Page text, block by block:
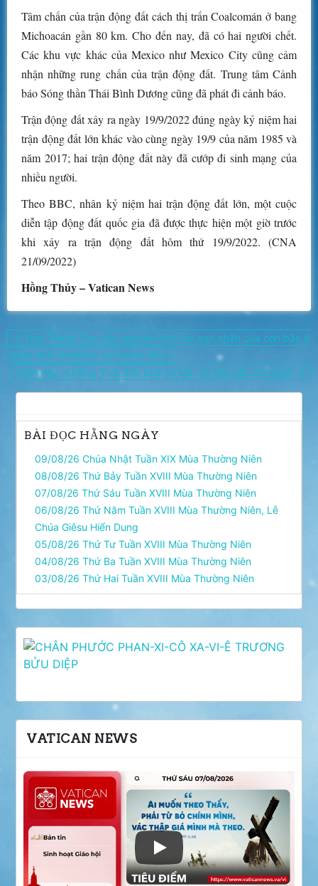
Tâm chấn của trận động đất cách thị trấn Coalcomán ở bang
Michoacán gần 80 km. Cho đến nay, đã có hai người chết.
Các khu vực khác của Mexico như Mexico City cũng cảm
nhận những rung chấn của trận động đất. Trung tâm Cảnh
báo Sóng thần Thái Bình Dương cũng đã phát đi cảnh báo.
Trận động đất xảy ra ngày 19/9/2022 đúng ngày kỷ niệm hai
trận động đất lớn khác vào cùng ngày 19/9 của năm 1985 và
năm 2017; hai trận động đất này đã cướp đi sinh mạng của
nhiều người.
Theo BBC, nhân kỷ niệm hai trận động đất lớn, một cuộc
diễn tập động đất quốc gia đã được thực hiện một giờ trước
khi xảy ra trận động đất hôm thứ 19/9/2022. (CNA
21/09/2022)
Hồng Thủy – Vatican News
Điều
hướng
bài
viết
← Đức Thánh Cha cầu nguyện cho các nạn nhân của cơn bão ở
Cộng hoà Dominica và Puerto Rico
Hôm nay vị Hồng Y cô đơn phải ra tòa. Ta hãy cầu cho ngài →
BÀI ĐỌC HẰNG NGÀY
09/08/26 Chúa Nhật Tuần XIX Mùa Thường Niên
08/08/26 Thứ Bảy Tuần XVIII Mùa Thường Niên
07/08/26 Thứ Sáu Tuần XVIII Mùa Thường Niên
06/08/26 Thứ Năm Tuần XVIII Mùa Thường Niên, Lễ
Chúa Giêsu Hiển Dung
05/08/26 Thứ Tư Tuần XVIII Mùa Thường Niên
04/08/26 Thứ Ba Tuần XVIII Mùa Thường Niên
03/08/26 Thứ Hai Tuần XVIII Mùa Thường Niên
VATICAN NEWS